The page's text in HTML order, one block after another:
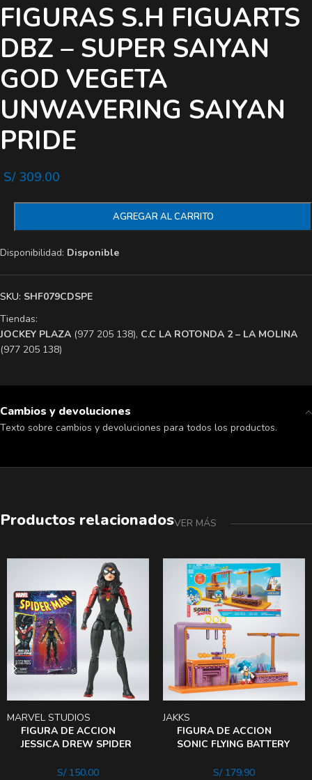
FIGURAS S.H FIGUARTS
DBZ – SUPER SAIYAN
GOD VEGETA
UNWAVERING SAIYAN
PRIDE
S/309.00
AGREGAR AL CARRITO
Disponibilidad: Disponible
SKU: SHF079CDSPE
Tiendas:
​JOCKEY PLAZA (977 205 138), ​C.C LA ROTONDA 2 – LA MOLINA
(977 205 138)
Cambios y devoluciones
Texto sobre cambios y devoluciones para todos los productos.
Productos relacionadosVER MÁS
FIGURA DE ACCION
JESSICA DREW SPIDER
MARVEL STUDIOS
S/150.00
FIGURA DE ACCION
SONIC FLYING BATTERY
JAKKS
S/179.90